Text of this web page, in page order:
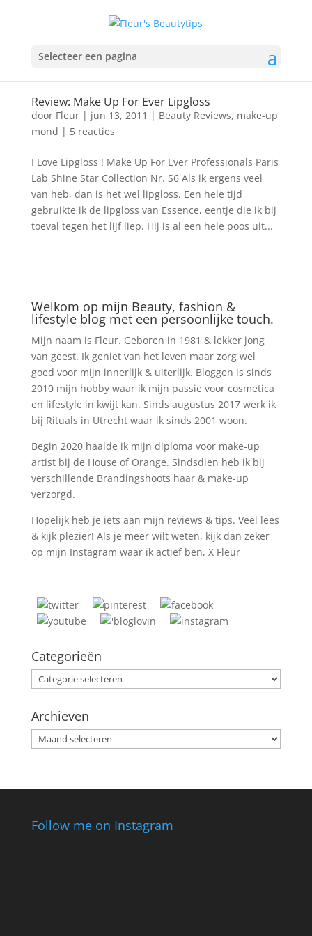
Selecteer een pagina
Review: Make Up For Ever Lipgloss
door Fleur| jun 13, 2011 | Beauty Reviews, make-up
mond | 5 reacties
I Love Lipgloss ! Make Up For Ever Professionals Paris
Lab Shine Star Collection Nr. S6 Als ik ergens veel
van heb, dan is het wel lipgloss. Een hele tijd
gebruikte ik de lipgloss van Essence, eentje die ik bij
toeval tegen het lijf liep. Hij is al een hele poos uit...
Welkom op mijn Beauty, fashion &
lifestyle blog met een persoonlijke touch.
Mijn naam is Fleur. Geboren in 1981 & lekker jong
van geest. Ik geniet van het leven maar zorg wel
goed voor mijn innerlijk & uiterlijk. Bloggen is sinds
2010 mijn hobby waar ik mijn passie voor cosmetica
en lifestyle in kwijt kan. Sinds augustus 2017 werk ik
bij Rituals in Utrecht waar ik sinds 2001 woon.
Begin 2020 haalde ik mijn diploma voor make-up
artist bij de House of Orange. Sindsdien heb ik bij
verschillende Brandingshoots haar & make-up
verzorgd.
Hopelijk heb je iets aan mijn reviews & tips. Veel lees
& kijk plezier! Als je meer wilt weten, kijk dan zeker
op mijn Instagram waar ik actief ben, X Fleur
Categorieën
Categorieën
Archieven
Archieven
Follow me on Instagram